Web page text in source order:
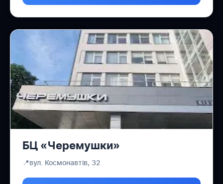
БЦ «Черемушки»
📍вул. Космонавтів, 32